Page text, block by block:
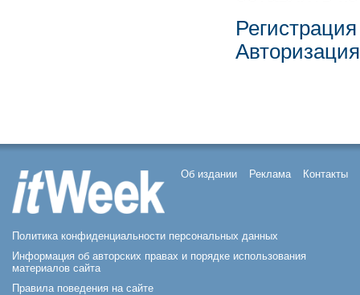
Регистрация
Авторизация
Об издании Реклама Контакты
Политика конфиденциальности персональных данных
Информация об авторских правах и порядке использования
материалов сайта
Правила поведения на сайте